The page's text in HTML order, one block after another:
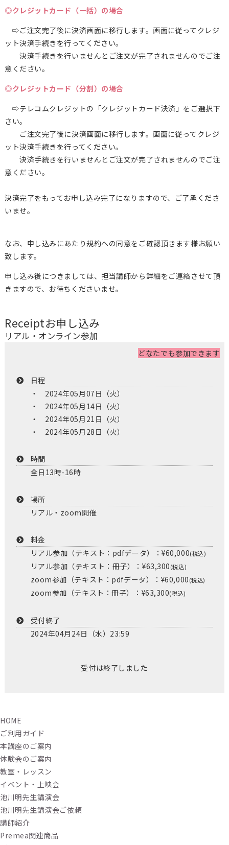
◎クレジットカード（一括）の場合
⇨ご注文完了後に決済画面に移行します。画面に従ってクレジ
ット決済手続きを行ってください。
決済手続きを行いませんとご注文が完了されませんのでご注
意ください。
◎クレジットカード（分割）の場合
⇨テレコムクレジットの「クレジットカード決済」をご選択下
さい。
ご注文完了後に決済画面に移行します。画面に従ってクレジ
ット決済手続きを行ってください。
決済手続きを行いませんとご注文が完了されませんのでご注
意ください。
決済完了をもってお申し込み完了になりますので、ご了承くださ
いませ。
なお、申し込みにあたり規約への同意をご確認頂きます様お願い
致します。
申し込み後につきましては、担当講師から詳細をご連絡させて頂
きますので、お待ちくださいませ。
Receiptお申し込み
リアル・オンライン参加
どなたでも参加できます
日程
2024年05月07日（火）
2024年05月14日（火）
2024年05月21日（火）
2024年05月28日（火）
時間
全日13時-16時
場所
リアル・zoom開催
料金
リアル参加（テキスト：pdfデータ）：¥60,000(税込)
リアル参加（テキスト：冊子）：¥63,300(税込)
zoom参加（テキスト：pdfデータ）：¥60,000(税込)
zoom参加（テキスト：冊子）：¥63,300(税込)
受付終了
2024年04月24日（水）23:59
受付は終了しました
HOME
ご利用ガイド
本講座のご案内
体験会のご案内
教室・レッスン
イベント・上映会
池川明先生講演会
池川明先生講演会ご依頼
講師紹介
Premea関連商品